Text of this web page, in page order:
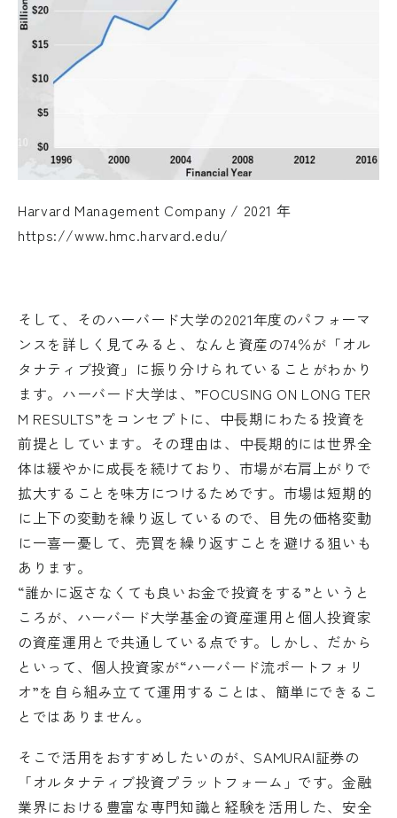
Harvard Management Company / 2021 年
https://www.hmc.harvard.edu/
そして、そのハーバード大学の2021年度のパフォーマ
ンスを詳しく見てみると、なんと資産の74％が「オル
タナティブ投資」に振り分けられていることがわかり
ます。ハーバード大学は、”FOCUSING ON LONG TER
M RESULTS”をコンセプトに、中⾧期にわたる投資を
前提としています。その理由は、中⾧期的には世界全
体は緩やかに成⾧を続けており、市場が右肩上がりで
拡大することを味方につけるためです。市場は短期的
に上下の変動を繰り返しているので、目先の価格変動
に一喜一憂して、売買を繰り返すことを避ける狙いも
あります。
“誰かに返さなくても良いお金で投資をする”というと
ころが、ハーバード大学基金の資産運用と個人投資家
の資産運用とで共通している点です。しかし、だから
といって、個人投資家が“ハーバード流ポートフォリ
オ”を自ら組み立てて運用することは、簡単にできるこ
とではありません。
そこで活用をおすすめしたいのが、SAMURAI証券の
「オルタナティブ投資プラットフォーム」です。金融
業界における豊富な専門知識と経験を活用した、安全